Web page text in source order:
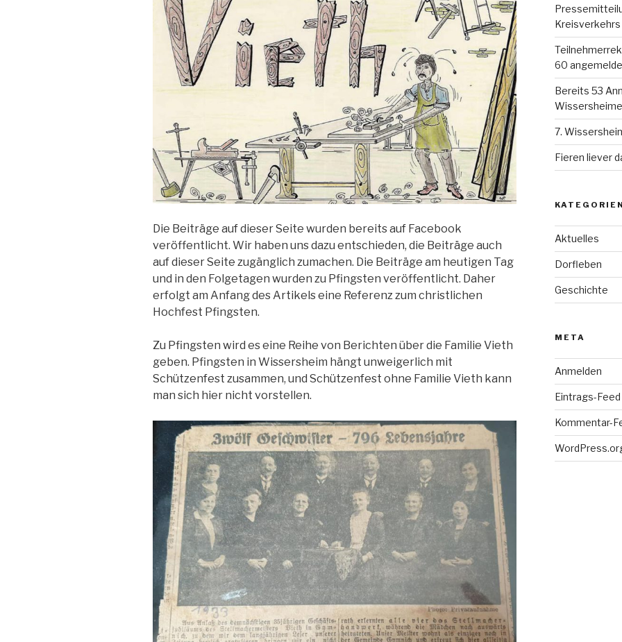
Die Beiträge auf dieser Seite wurden bereits auf Facebook
veröffentlicht. Wir haben uns dazu entschieden, die Beiträge auch
auf dieser Seite zugänglich zumachen. Die Beiträge am heutigen Tag
und in den Folgetagen wurden zu Pfingsten veröffentlicht. Daher
erfolgt am Anfang des Artikels eine Referenz zum christlichen
Hochfest Pfingsten.
Zu Pfingsten wird es eine Reihe von Berichten über die Familie Vieth
geben. Pfingsten in Wissersheim hängt unweigerlich mit
Schützenfest zusammen, und Schützenfest ohne Familie Vieth kann
man sich hier nicht vorstellen.
Kreisverkehrs
60
Bereits 53
7.
Fieren liever
KATEGORIEN
Aktuelles
Dorfleben
Geschichte
META
Anmelden
Eintrags-Feed
Kommentar-